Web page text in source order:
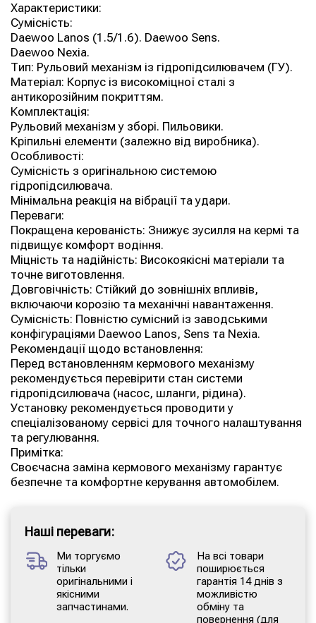
Характеристики:
Сумісність:
Daewoo Lanos (1.5/1.6). Daewoo Sens.
Daewoo Nexia.
Тип: Рульовий механізм із гідропідсилювачем (ГУ).
Матеріал: Корпус із високоміцної сталі з
антикорозійним покриттям.
Комплектація:
Рульовий механізм у зборі. Пильовики.
Кріпильні елементи (залежно від виробника).
Особливості:
Сумісність з оригінальною системою
гідропідсилювача.
Мінімальна реакція на вібрації та удари.
Переваги:
Покращена керованість: Знижує зусилля на кермі та
підвищує комфорт водіння.
Міцність та надійність: Високоякісні матеріали та
точне виготовлення.
Довговічність: Стійкий до зовнішніх впливів,
включаючи корозію та механічні навантаження.
Сумісність: Повністю сумісний із заводськими
конфігураціями Daewoo Lanos, Sens та Nexia.
Рекомендації щодо встановлення:
Перед встановленням кермового механізму
рекомендується перевірити стан системи
гідропідсилювача (насос, шланги, рідина).
Установку рекомендується проводити у
спеціалізованому сервісі для точного налаштування
та регулювання.
Примітка:
Своєчасна заміна кермового механізму гарантує
безпечне та комфортне керування автомобілем.
Наші переваги:
Ми торгуємо
тільки
оригінальними і
якісними
запчастинами.
На всі товари
поширюється
гарантія 14 днів з
можливістю
обміну та
повернення (для